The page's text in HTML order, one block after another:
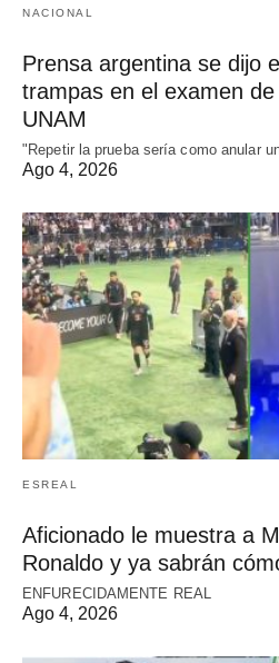
NACIONAL
Prensa argentina se dijo
trampas en el examen
UNAM
"Repetir la prueba sería como anular
Ago 4, 2026
ESREAL
Aficionado le muestra a
Ronaldo y ya sabrán
ENFURECIDAMENTE REAL
Ago 4, 2026